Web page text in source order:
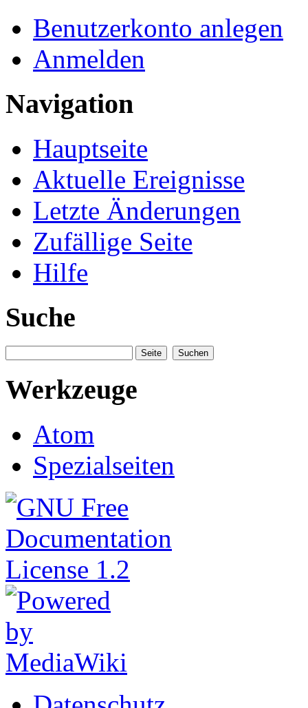
Benutzerkonto anlegen
Anmelden
Navigation
Hauptseite
Aktuelle Ereignisse
Letzte Änderungen
Zufällige Seite
Hilfe
Suche
Werkzeuge
Atom
Spezialseiten